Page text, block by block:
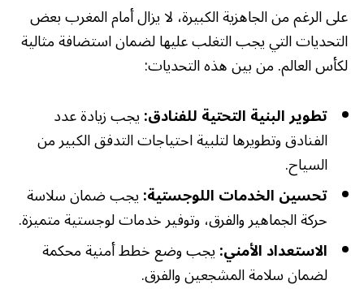
على الرغم من الجاهزية الكبيرة، لا يزال أمام المغرب بعض
التحديات التي يجب التغلب عليها لضمان استضافة مثالية
لكأس العالم. من بين هذه التحديات:
تطوير البنية التحتية للفنادق:يجب زيادة عدد
الفنادق وتطويرها لتلبية احتياجات التدفق الكبير من
السياح.
تحسين الخدمات اللوجستية:يجب ضمان سلاسة
حركة الجماهير والفرق، وتوفير خدمات لوجستية متميزة.
الاستعداد الأمني:يجب وضع خطط أمنية محكمة
لضمان سلامة المشجعين والفرق.